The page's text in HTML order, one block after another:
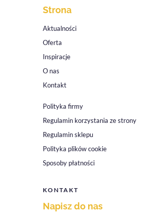
Strona
Aktualności
Oferta
Inspiracje
O nas
Kontakt
Polityka firmy
Regulamin korzystania ze strony
Regulamin sklepu
Polityka plików cookie
Sposoby płatności
KONTAKT
Napisz do nas